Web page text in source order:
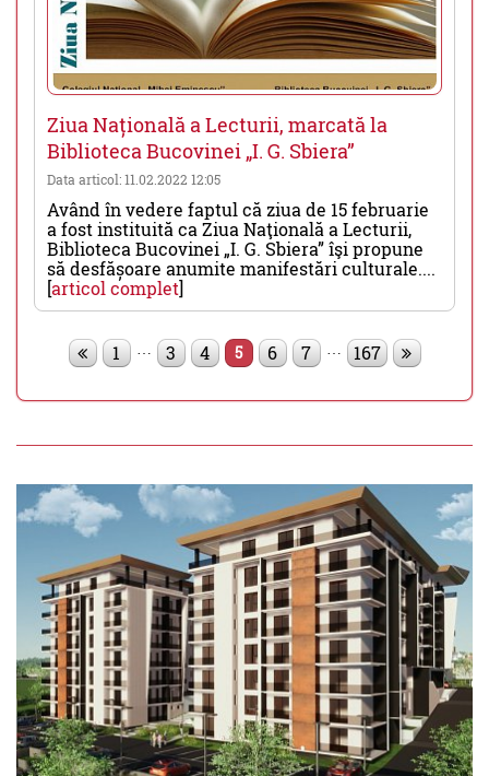
Ziua Națională a Lecturii, marcată la
Biblioteca Bucovinei „I. G. Sbiera”
Data articol: 11.02.2022 12:05
Având în vedere faptul că ziua de 15 februarie
a fost instituită ca Ziua Naţională a Lecturii,
Biblioteca Bucovinei „I. G. Sbiera” îşi propune
să desfășoare anumite manifestări culturale....
[articol complet]
1 … 3 4 5 6 7 … 167